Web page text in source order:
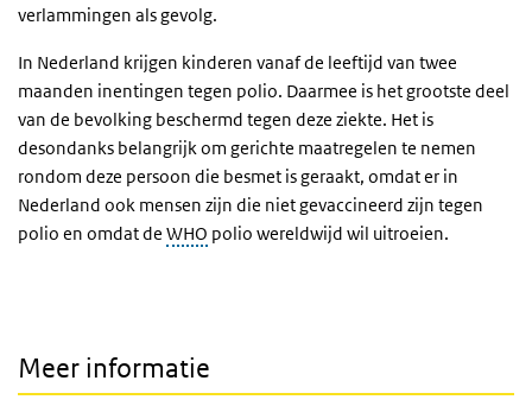
verlammingen als gevolg.
In Nederland krijgen kinderen vanaf de leeftijd van twee
maanden inentingen tegen polio. Daarmee is het grootste deel
van de bevolking beschermd tegen deze ziekte. Het is
desondanks belangrijk om gerichte maatregelen te nemen
rondom deze persoon die besmet is geraakt, omdat er in
Nederland ook mensen zijn die niet gevaccineerd zijn tegen
polio en omdat de WHO polio wereldwijd wil uitroeien.
Meer informatie